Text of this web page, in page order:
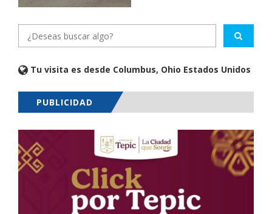
Tu visita es desde Columbus, Ohio Estados Unidos
PUBLICIDAD